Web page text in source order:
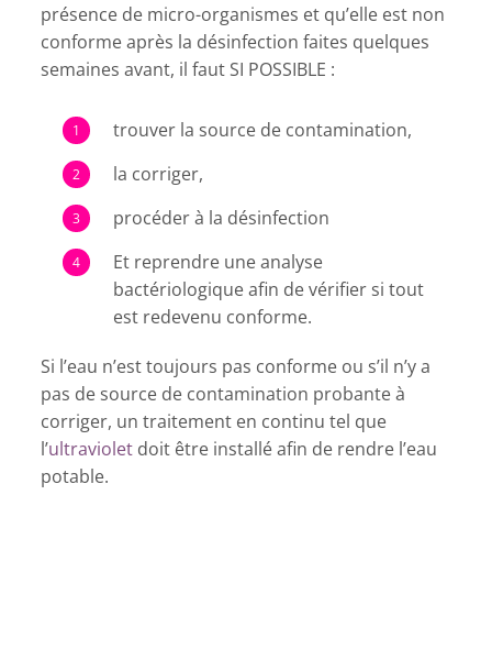
présence de micro-organismes et qu’elle est non
conforme après la désinfection faites quelques
semaines avant, il faut SI POSSIBLE :
trouver la source de contamination,
la corriger,
procéder à la désinfection
Et reprendre une analyse
bactériologique afin de vérifier si tout
est redevenu conforme.
Si l’eau n’est toujours pas conforme ou s’il n’y a
pas de source de contamination probante à
corriger, un traitement en continu tel que
l’ultraviolet doit être installé afin de rendre l’eau
potable.